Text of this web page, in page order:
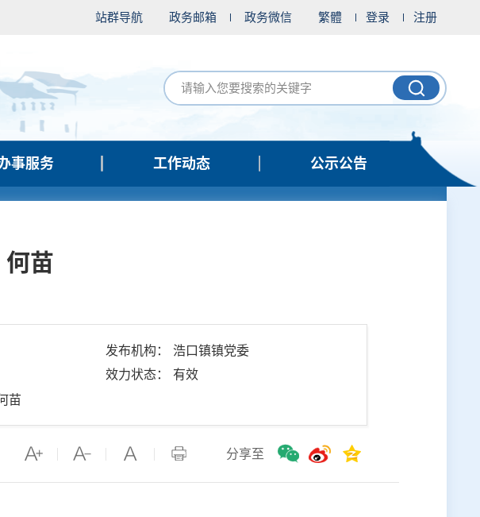
站群导航 政务邮箱 政务微信 繁體 登录 注册
事服务 工作动态 公示公告
苗
发布机构： 浩口镇镇党委
效力状态： 有效
苗
分享至